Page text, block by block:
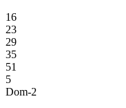
16
23
29
35
51
5
Dom-2